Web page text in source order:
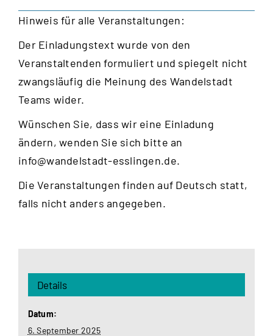
Hinweis für alle Veranstaltungen:
Der Einladungstext wurde von den
Veranstaltenden formuliert und spiegelt nicht
zwangsläufig die Meinung des Wandelstadt
Teams wider.
Wünschen Sie, dass wir eine Einladung
ändern, wenden Sie sich bitte an
info@wandelstadt-esslingen.de.
Die Veranstaltungen finden auf Deutsch statt,
falls nicht anders angegeben.
Details
Datum:
6. September 2025